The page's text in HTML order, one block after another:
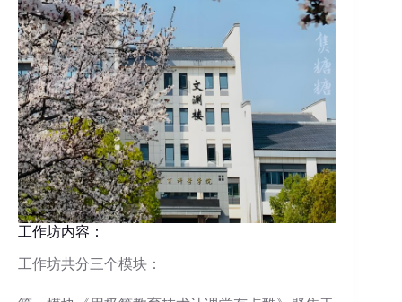
工作坊内容：
工作坊共分三个模块：